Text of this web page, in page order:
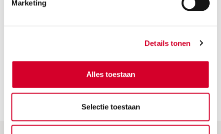
Marketing
Details tonen
Alles toestaan
Selectie toestaan